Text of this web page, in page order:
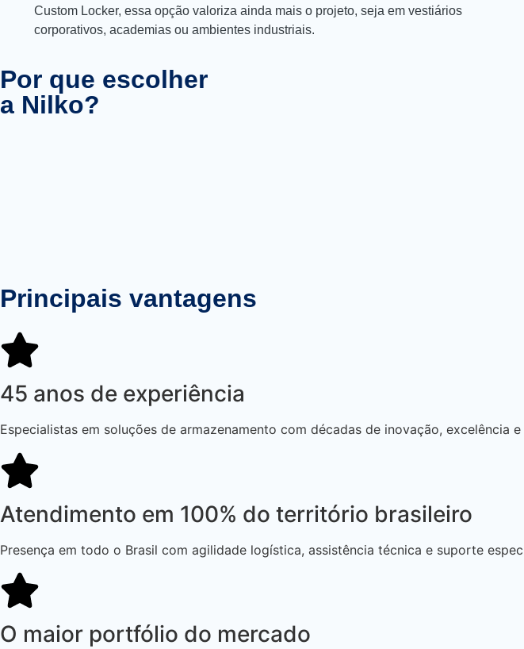
Custom Locker, essa opção valoriza ainda mais o projeto, seja em vestiários
corporativos, academias ou ambientes industriais.
Por que escolher
a Nilko?
Principais vantagens
45 anos de experiência
Especialistas em soluções de armazenamento com décadas de inovação, excelência
Atendimento em 100% do território brasileiro
Presença em todo o Brasil com agilidade logística, assistência técnica e suporte
O maior portfólio do mercado